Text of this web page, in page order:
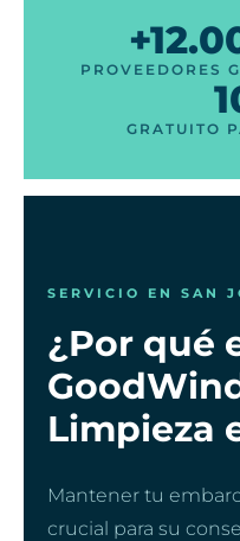
PROVEEDORES
GRATUITO
SERVICIO EN SAN
¿Por qué
Limpieza
Mantener tu
crucial para su